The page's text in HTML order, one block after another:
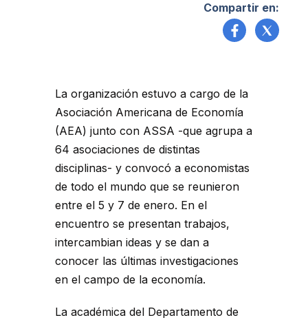
Compartir en:
La organización estuvo a cargo de la
Asociación Americana de Economía
(AEA) junto con ASSA -que agrupa a
64 asociaciones de distintas
disciplinas- y convocó a economistas
de todo el mundo que se reunieron
entre el 5 y 7 de enero. En el
encuentro se presentan trabajos,
intercambian ideas y se dan a
conocer las últimas investigaciones
en el campo de la economía.
La académica del Departamento de